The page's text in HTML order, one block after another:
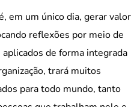
em um único dia, gerar valor
reflexões por meio de
de forma integrada
trará muitos
para todo mundo, tanto